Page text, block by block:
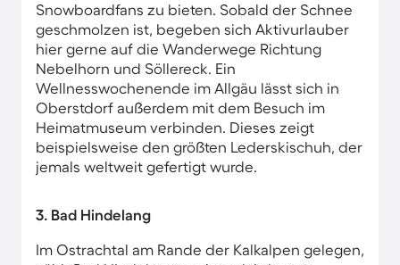
Snowboardfans zu bieten. Sobald der Schnee
geschmolzen ist, begeben sich Aktivurlauber
hier gerne auf die Wanderwege Richtung
Nebelhorn und Söllereck. Ein
Wellnesswochenende im Allgäu lässt sich in
Oberstdorf außerdem mit dem Besuch im
Heimatmuseum verbinden. Dieses zeigt
beispielsweise den größten Lederskischuh, der
jemals weltweit gefertigt wurde.
3. Bad Hindelang
Im Ostrachtal am Rande der Kalkalpen gelegen,